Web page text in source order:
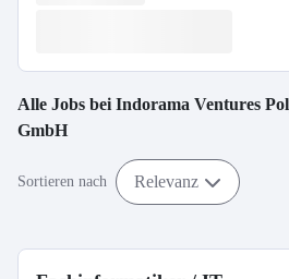
Alle Jobs bei Indorama Ventures
GmbH
Sortieren nach Relevanz